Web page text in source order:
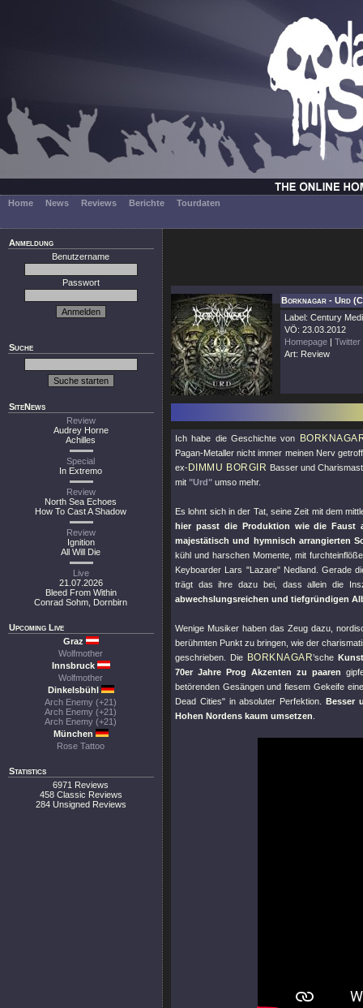
Home News Reviews Berichte Tourdaten
Anmeldung
Benutzername
Passwort
Suche
SiteNews
Review
Audrey Horne
Achilles
Special
In Extremo
Review
North Sea Echoes
How To Cast A Shadow
Review
Ignition
All Will Die
Live
21.07.2026
Bleed From Within
Conrad Sohm, Dornbirn
Upcoming Live
Graz
Wolfmother
Innsbruck
Wolfmother
Dinkelsbühl
Arch Enemy (+21)
Arch Enemy (+21)
Arch Enemy (+21)
München
Rose Tattoo
Statistics
6971 Reviews
458 Classic Reviews
284 Unsigned Reviews
Borknagar - Urd
Label: Century
VÖ: 23.03.2012
Homepage | Twitter
Art: Review
Ich habe die Geschichte von
Pagan-Metaller nicht immer meinen Nerv
ex-DIMMU BORGIR Basser und
mit "Urd" umso mehr.
Es lohnt sich in der Tat, seine Zeit mit dem
hier passt die Produktion wie die Faust
majestätisch und hymnisch arrangierten
kühl und harschen Momente, mit
Keyboarder Lars "Lazare" Nedland. Gerade
trägt das ihre dazu bei, dass allein die
abwechslungsreichen und tiefgründigen
Wenige Musiker haben das Zeug dazu,
berühmten Punkt zu bringen, wie der
geschrieben. Die BORKNAGAR’sche
70er Jahre Prog Akzenten zu paaren
betörenden Gesängen und fiesem Gekeife
Dead Cities"in absoluter Perfektion. Besser
Hohen Nordens kaum umsetzen